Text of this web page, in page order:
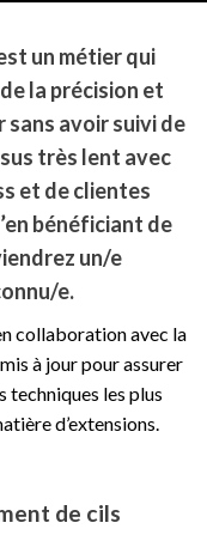
un métier qui
la précision et
avoir suivi de
très lent avec
et declientes
bénéficiant de
un/e
e.
collaboration avec la
à jour pour assurer
techniques les plus
d’extensions.
de cils